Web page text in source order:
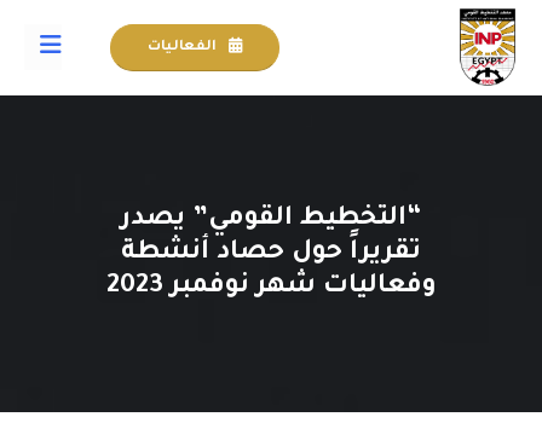
الفعاليات
“التخطيط القومي” يصدر
تقريراً حول حصاد أنشطة
وفعاليات شهر نوفمبر 2023